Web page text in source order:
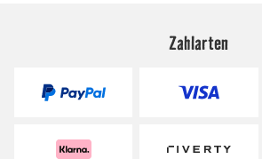
Zahlarten